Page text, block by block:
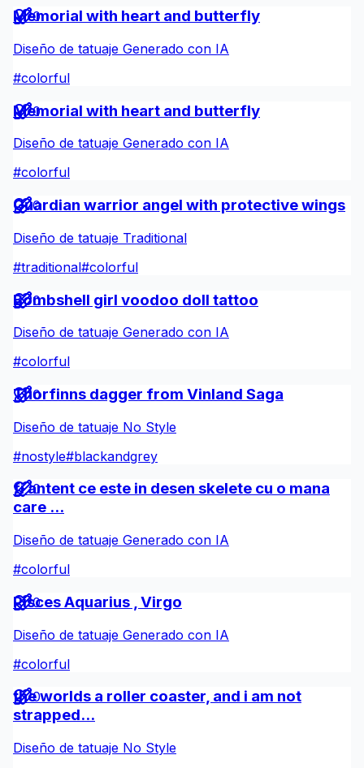
0
Memorial with heart and butterfly
Diseño de tatuaje Generado con IA
#colorful
0
Memorial with heart and butterfly
Diseño de tatuaje Generado con IA
#colorful
0
Guardian warrior angel with protective wings
Diseño de tatuaje Traditional
#traditional#colorful
0
Bombshell girl voodoo doll tattoo
Diseño de tatuaje Generado con IA
#colorful
0
Thorfinns dagger from Vinland Saga
Diseño de tatuaje No Style
#nostyle#blackandgrey
0
fi antent ce este in desen skelete cu o mana
care ...
Diseño de tatuaje Generado con IA
#colorful
0
Pisces Aquarius , Virgo
Diseño de tatuaje Generado con IA
#colorful
0
the worlds a roller coaster, and i am not
strapped...
Diseño de tatuaje No Style